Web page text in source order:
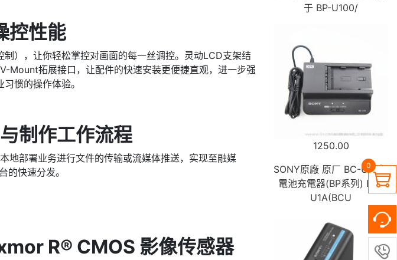

0

控性能
），让你轻松掌控对画面的每一丝调控。灵动LCD支架结
Mount拓展接口，让配件的快速安装更便捷直观，进一步强
惯的操作体验。
制作工作流程
地部署业务进行文件的传输或流媒体推送，实现至融媒
的快速分发。
R® CMOS 影像传感器
于 BP-U100/
1250.00
SONY原廠 原厂 BC-U1A鋰
電池充電器(BP系列) BC-
U1A(BCU